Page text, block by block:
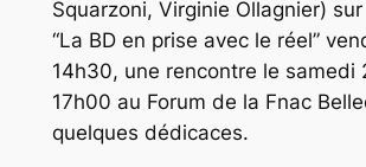
Squarzoni, Virginie Ollagnier)
“La BD en prise avec le réel”
14h30, une rencontre le samedi
17h00 au Forum de la Fnac
quelques dédicaces.